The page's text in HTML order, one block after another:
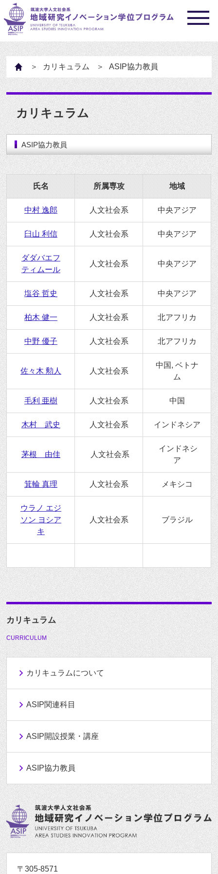
HOME カリキュラム ASIP協力教員
カリキュラム
ASIP協力教員
氏名 所属専攻 地域
中村 逸郎 人文社会系 中央アジア
臼山 利信 人文社会系 中央アジア
ダダバエフ
ティムール
人文社会系 中央アジア
塩谷 哲史 人文社会系 中央アジア
柏木 健一 人文社会系 北アフリカ
中野 優子 人文社会系 北アフリカ
佐々木 勲人 人文社会系
中国, ベトナ
ム
毛利 亜樹 人文社会系 中国
木村 武史 人文社会系 インドネシア
茅根 由佳 人文社会系
インドネシ
ア
箕輪 真理 人文社会系 メキシコ
ウラノ エジ
ソン ヨシア
キ
人文社会系 ブラジル
カリキュラム
CURRICULUM
カリキュラムについて
ASIP関連科目
ASIP開設授業・講座
ASIP協力教員
〒305-8571